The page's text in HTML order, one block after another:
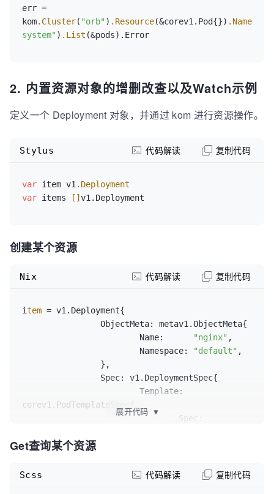
err =
kom.Cluster( "orb" ) .Resource(&corev1.Pod{})
system" ) .List (&pods).Error
2. 内置资源对象的增删改查以及Watch示例
定义一个 Deployment 对象，并通过 kom 进行资源操作。
var item v1 .Deployment
var items [] v1.Deployment
Stylus 代码解读 复制代码
创建某个资源
item = v1.Deployment{
ObjectMeta:
metav1.ObjectMeta{
Name:
"nginx" ,
Namespace:
"default" ,
Spec:
v1.DeploymentSpec{
Template:
corev1.PodTemplateSpec{
Nix 代码解读 复制代码
展开代码 ▼
Get查询某个资源
Scss 代码解读 复制代码